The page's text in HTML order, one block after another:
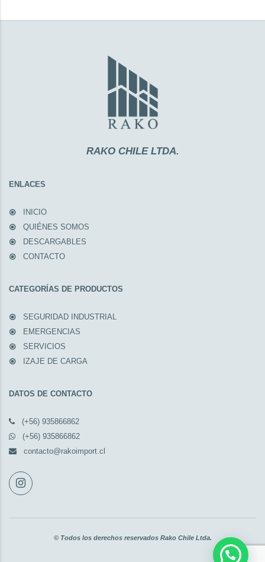
RAKO CHILE LTDA.
ENLACES
INICIO
QUIÉNES SOMOS
DESCARGABLES
CONTACTO
CATEGORÍAS DE PRODUCTOS
SEGURIDAD INDUSTRIAL
EMERGENCIAS
SERVICIOS
IZAJE DE CARGA
DATOS DE CONTACTO
(+56) 935866862
(+56) 935866862
contacto@rakoimport.cl
© Todos los derechos reservados Rako Chile Ltda.